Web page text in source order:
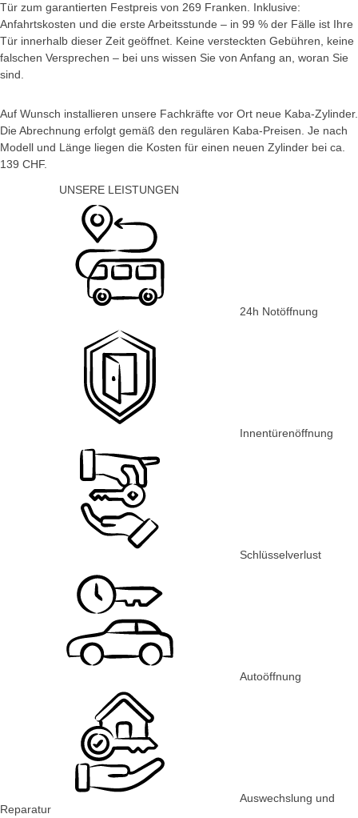
Tür zum garantierten Festpreis von 269 Franken. Inklusive:
Anfahrtskosten und die erste Arbeitsstunde – in 99 % der Fälle ist Ihre
Tür innerhalb dieser Zeit geöffnet. Keine versteckten Gebühren, keine
falschen Versprechen – bei uns wissen Sie von Anfang an, woran Sie
sind.
Auf Wunsch installieren unsere Fachkräfte vor Ort neue Kaba-Zylinder.
Die Abrechnung erfolgt gemäß den regulären Kaba-Preisen. Je nach
Modell und Länge liegen die Kosten für einen neuen Zylinder bei ca.
139 CHF.
UNSERE LEISTUNGEN
24h Notöffnung
Innentürenöffnung
Schlüsselverlust
Autoöffnung
Auswechslung und
Reparatur